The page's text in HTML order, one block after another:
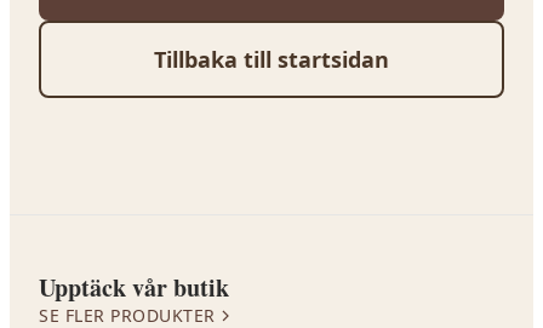
Tillbaka till startsidan
Upptäck vår butik
SE FLER PRODUKTER